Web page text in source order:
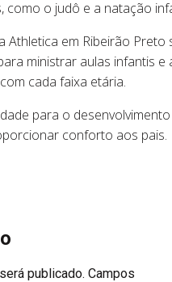
como o judô e a natação
Athletica em Ribeirão Preto
ministrar aulas infantis e
cada faixa etária.
para o
conforto aos pais.
publicado. Campos